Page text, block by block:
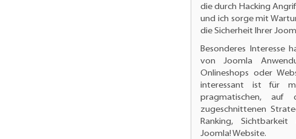
die durch Hacking
und ich sorge mit
die Sicherheit Ihrer
Besonderes Interesse
von Joomla
Onlineshops oder
interessant ist für
pragmatischen, auf
zugeschnittenen
Ranking, Sichtbarkeit
Joomla! Website.